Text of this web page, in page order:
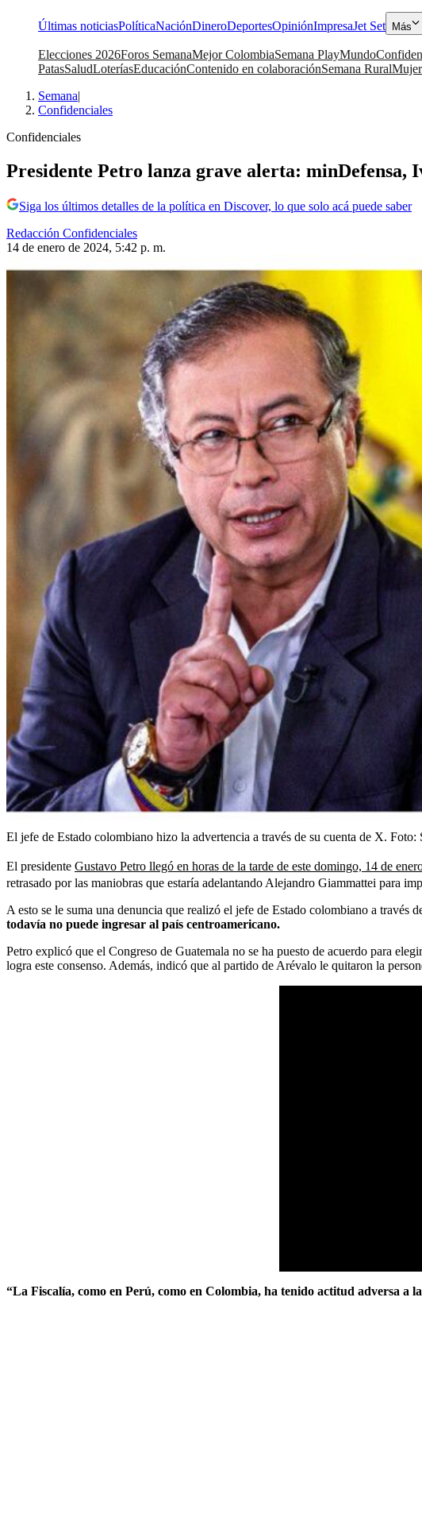
Últimas noticiasPolíticaNaciónDineroDeportesOpiniónImpresaJet Set Más
Elecciones 2026Foros SemanaMejor ColombiaSemana PlayMundo
PatasSaludLoteríasEducaciónContenido en colaboraciónSemana Rural
Semana|
Confidenciales
Confidenciales
Presidente Petro lanza grave alerta: minDefensa,
Siga los últimos detalles de la política en Discover, lo que solo acá puede saber
Redacción Confidenciales
14 de enero de 2024, 5:42 p. m.
El jefe de Estado colombiano hizo la advertencia a través de su cuenta de X. Foto:
El presidente Gustavo Petro llegó en horas de la tarde de este domingo, 14 de
retrasado por las maniobras que estaría adelantando Alejandro Giammattei para
A esto se le suma una denuncia que realizó el jefe de Estado colombiano a través
todavía no puede ingresar al país centroamericano.
Petro explicó que el Congreso de Guatemala no se ha puesto de acuerdo para
logra este consenso. Además, indicó que al partido de Arévalo le quitaron la
“La Fiscalía, como en Perú, como en Colombia, ha tenido actitud adversa a